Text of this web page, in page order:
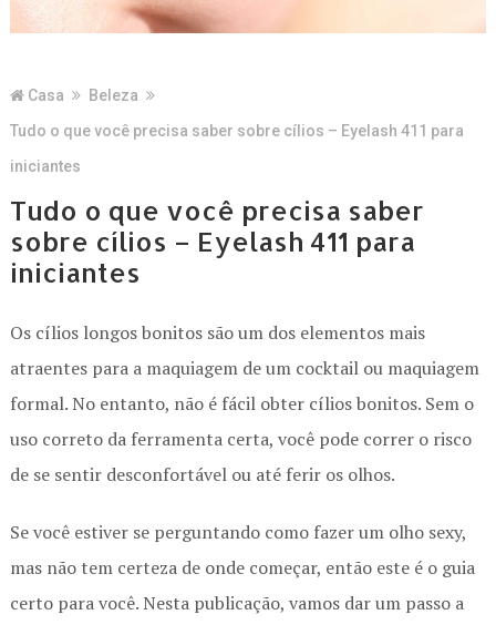
Casa
Beleza
Tudo o que você precisa saber sobre cílios – Eyelash 411 para
iniciantes
Tudo o que você precisa saber
sobre cílios – Eyelash 411 para
iniciantes
Os cílios longos bonitos são um dos elementos mais
atraentes para a maquiagem de um cocktail ou maquiagem
formal. No entanto, não é fácil obter cílios bonitos. Sem o
uso correto da ferramenta certa, você pode correr o risco
de se sentir desconfortável ou até ferir os olhos.
Se você estiver se perguntando como fazer um olho sexy,
mas não tem certeza de onde começar, então este é o guia
certo para você. Nesta publicação, vamos dar um passo a